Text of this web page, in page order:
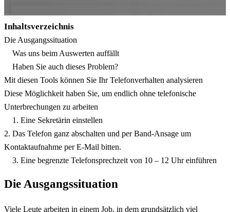
Inhaltsverzeichnis
Die Ausgangssituation
Was uns beim Auswerten auffällt
Haben Sie auch dieses Problem?
Mit diesen Tools können Sie Ihr Telefonverhalten analysieren
Diese Möglichkeit haben Sie, um endlich ohne telefonische
Unterbrechungen zu arbeiten
1. Eine Sekretärin einstellen
2. Das Telefon ganz abschalten und per Band-Ansage um
Kontaktaufnahme per E-Mail bitten.
3. Eine begrenzte Telefonsprechzeit von 10 – 12 Uhr einführen
Die Ausgangssituation
Viele Leute arbeiten in einem Job, in dem grundsätzlich viel